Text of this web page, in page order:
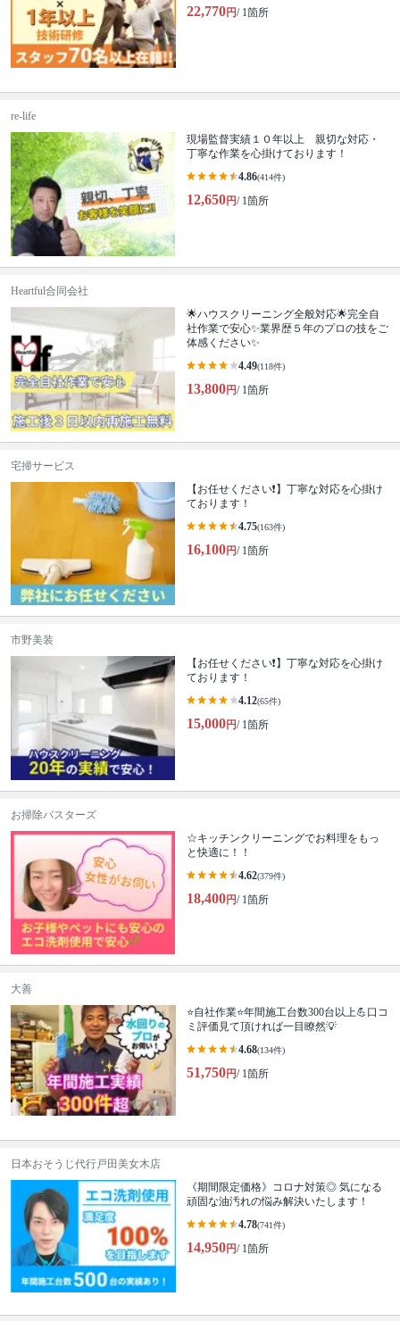
22,770円/ 1箇所
re-life
現場監督実績１０年以上 親切な対応・
丁寧な作業を心掛けております！
4.86(414件)
12,650円/ 1箇所
Heartful合同会社
🌟ハウスクリーニング全般対応🌟完全自
社作業で安心✨業界歴５年のプロの技をご
体感ください✨
4.49(118件)
13,800円/ 1箇所
宅掃サービス
【お任せください❗️】丁寧な対応を心掛け
ております！
4.75(163件)
16,100円/ 1箇所
市野美装
【お任せください❗️】丁寧な対応を心掛け
ております！
4.12(65件)
15,000円/ 1箇所
お掃除バスターズ
☆キッチンクリーニングでお料理をもっ
と快適に！！
4.62(379件)
18,400円/ 1箇所
大善
⭐自社作業⭐年間施工台数300台以上💪口コ
ミ評価見て頂ければ一目瞭然💡
4.68(134件)
51,750円/ 1箇所
日本おそうじ代行戸田美女木店
《期間限定価格》コロナ対策◎ 気になる
頑固な油汚れの悩み解決いたします！
4.78(741件)
14,950円/ 1箇所